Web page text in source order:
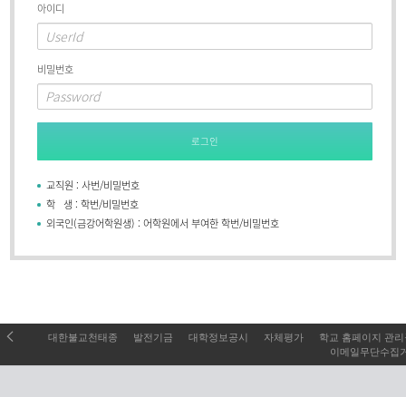
아이디
비밀번호
로그인
교직원 : 사번/비밀번호
학 생 : 학번/비밀번호
외국인(금강어학원생) : 어학원에서 부여한 학번/비밀번호
대한불교천태종 발전기금 대학정보공시 자체평가
학교 홈페이지 관
이메일무단수집